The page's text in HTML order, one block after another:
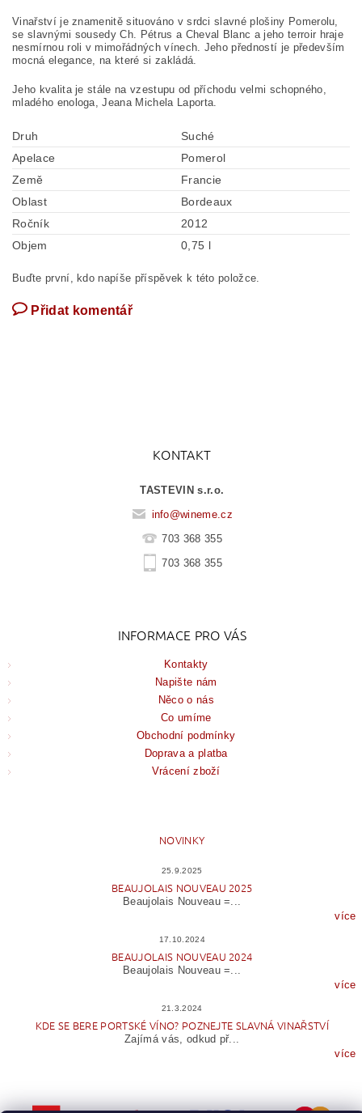
Vinařství je znamenitě situováno v srdci slavné plošiny Pomerolu,
se slavnými sousedy Ch. Pétrus a Cheval Blanc a jeho terroir hraje
nesmírnou roli v mimořádných vínech. Jeho předností je především
mocná elegance, na které si zakládá.
Jeho kvalita je stále na vzestupu od příchodu velmi schopného,
mladého enologa, Jeana Michela Laporta.
Druh
Suché
Apelace
Pomerol
Země
Francie
Oblast
Bordeaux
Ročník
2012
Objem
0,75 l
Buďte první, kdo napíše příspěvek k této položce.
Přidat komentář
KONTAKT
TASTEVIN s.r.o.
info@wineme.cz
703 368 355
703 368 355
INFORMACE PRO VÁS
Kontakty
Napište nám
Něco o nás
Co umíme
Obchodní podmínky
Doprava a platba
Vrácení zboží
NOVINKY
25.9.2025
BEAUJOLAIS NOUVEAU 2025
Beaujolais Nouveau =...
více
17.10.2024
BEAUJOLAIS NOUVEAU 2024
Beaujolais Nouveau =...
více
21.3.2024
KDE SE BERE PORTSKÉ VÍNO? POZNEJTE SLAVNÁ VINAŘSTVÍ
Zajímá vás, odkud př...
více